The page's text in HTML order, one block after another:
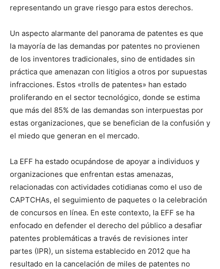
representando un grave riesgo para estos derechos.
Un aspecto alarmante del panorama de patentes es que
la mayoría de las demandas por patentes no provienen
de los inventores tradicionales, sino de entidades sin
práctica que amenazan con litigios a otros por supuestas
infracciones. Estos «trolls de patentes» han estado
proliferando en el sector tecnológico, donde se estima
que más del 85% de las demandas son interpuestas por
estas organizaciones, que se benefician de la confusión y
el miedo que generan en el mercado.
La EFF ha estado ocupándose de apoyar a individuos y
organizaciones que enfrentan estas amenazas,
relacionadas con actividades cotidianas como el uso de
CAPTCHAs, el seguimiento de paquetes o la celebración
de concursos en línea. En este contexto, la EFF se ha
enfocado en defender el derecho del público a desafiar
patentes problemáticas a través de revisiones inter
partes (IPR), un sistema establecido en 2012 que ha
resultado en la cancelación de miles de patentes no